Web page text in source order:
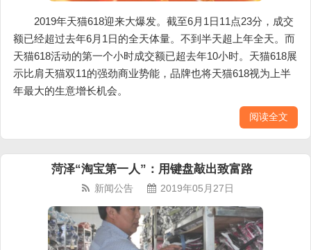
2019年天猫618迎来大爆发。截至6月1日11点23分，成交
额已经超过去年6月1日的全天体量。不到半天超上年全天。而
天猫618活动的第一个小时成交额已超去年10小时。天猫618展
示比肩天猫双11的强劲商业势能，品牌也将天猫618视为上半
年最大的生意增长机会。
阅读全文
菏泽“淘宝第一人”：用键盘敲出致富路
新闻公告 2019年05月27日